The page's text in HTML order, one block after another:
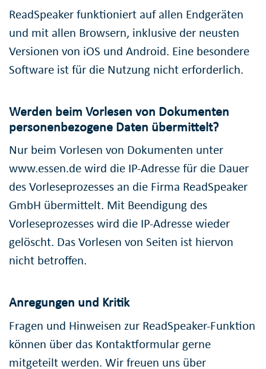
ReadSpeaker funktioniert auf allen Endgeräten
und mit allen Browsern, inklusive der neusten
Versionen von iOS und Android. Eine besondere
Software ist für die Nutzung nicht erforderlich.
Werden beim Vorlesen von Dokumenten
personenbezogene Daten übermittelt?
Nur beim Vorlesen von Dokumenten unter
www.essen.de wird die IP-Adresse für die Dauer
des Vorleseprozesses an die Firma ReadSpeaker
GmbH übermittelt. Mit Beendigung des
Vorleseprozesses wird die IP-Adresse wieder
gelöscht. Das Vorlesen von Seiten ist hiervon
nicht betroffen.
Anregungen und Kritik
Fragen und Hinweisen zur ReadSpeaker-Funktion
können über das Kontaktformular gerne
mitgeteilt werden. Wir freuen uns über